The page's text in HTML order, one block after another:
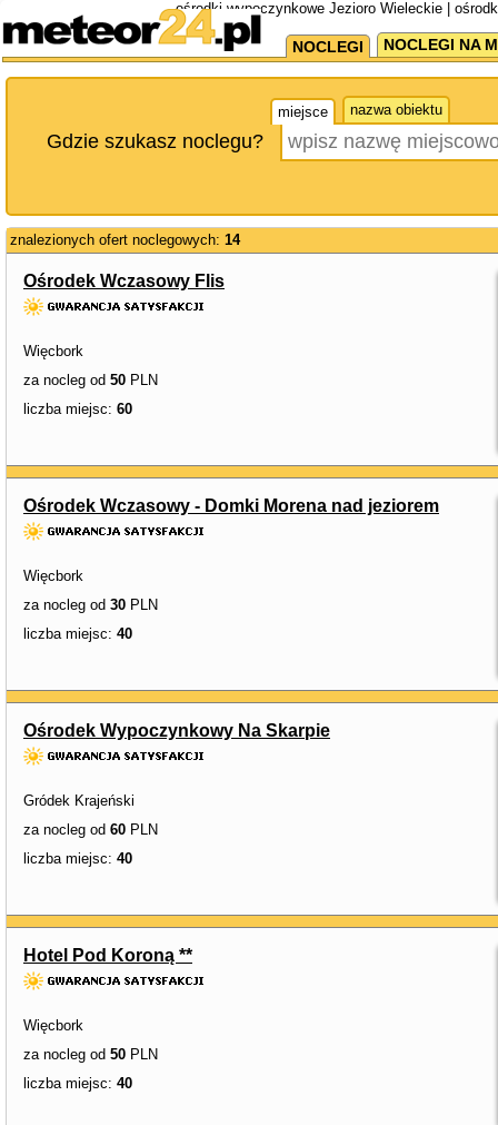
ośrodki wypoczynkowe Jezioro Wieleckie |
NOCLEGI NOCLEGI NA
miejsce nazwa obiektu
Gdzie szukasz noclegu?
znalezionych ofert noclegowych: 14
Ośrodek Wczasowy Flis
Więcbork
za nocleg od 50 PLN
liczba miejsc: 60
Ośrodek Wczasowy - Domki Morena nad jeziorem
Więcbork
za nocleg od 30 PLN
liczba miejsc: 40
Ośrodek Wypoczynkowy Na Skarpie
Gródek Krajeński
za nocleg od 60 PLN
liczba miejsc: 40
Hotel Pod Koroną **
Więcbork
za nocleg od 50 PLN
liczba miejsc: 40